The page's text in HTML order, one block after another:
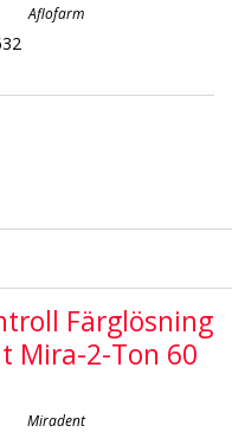
Aflofarm
Färglösning
Mira-2-Ton 60
Miradent